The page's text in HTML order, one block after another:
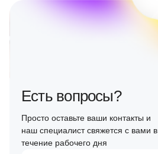
Есть вопросы?
Просто оставьте ваши контакты и
наш специалист свяжется с вами в
течение рабочего дня